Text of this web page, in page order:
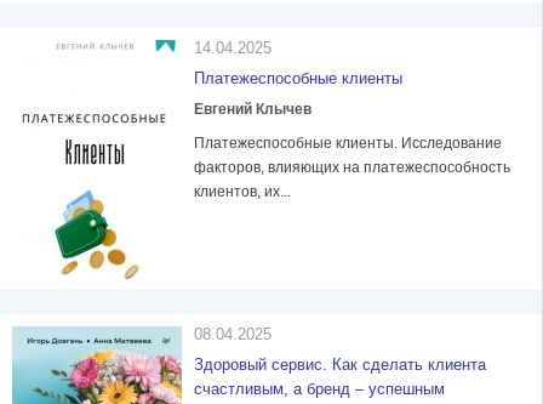
14.04.2025
Платежеспособные клиенты
Евгений Клычев
Платежеспособные клиенты. Исследование
факторов, влияющих на платежеспособность
клиентов, их...
08.04.2025
Здоровый сервис. Как сделать клиента
счастливым, а бренд – успешным